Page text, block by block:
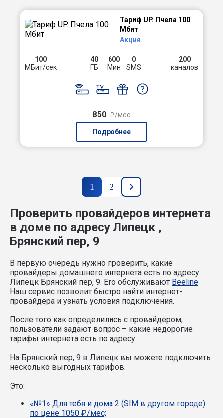
Тариф UP. Пчела 100
Мбит
Акция
100
МБит/сек
40
ГБ
600
Мин
0
SMS
200
каналов
850 ₽/мес
Подробнее
1 2
Проверить провайдеров интернета
в доме по адресу Липецк ,
Брянский пер, 9
В первую очередь нужно проверить, какие
провайдеры домашнего интернета есть по адресу
Липецк Брянский пер, 9. Его обслуживают Beeline
Наш сервис позволит быстро найти интернет-
провайдера и узнать условия подключения.
После того как определились с провайдером,
пользователи задают вопрос – какие недорогие
тарифы интернета есть по адресу.
На Брянский пер, 9 в Липецк вы можете подключить
несколько выгодных тарифов.
Это:
«№1» Для тебя и дома 2 (SIM в другом городе)
по цене 1050 ₽/мес;